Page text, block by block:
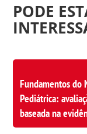
PODE
Fundamentos do
Pediátrica:
baseada na